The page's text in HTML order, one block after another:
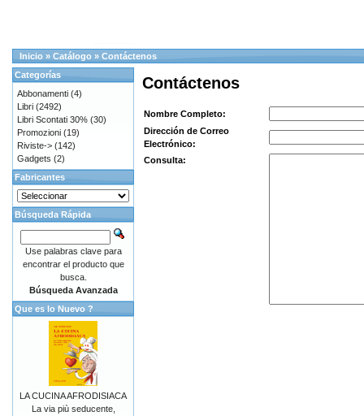
Inicio » Catálogo » Contáctenos
Contáctenos
Nombre Completo:
Dirección de Correo
Electrónico:
Consulta:
Categorías
Abbonamenti (4)
Libri (2492)
Libri Scontati 30% (30)
Promozioni (19)
Riviste-> (142)
Gadgets (2)
Fabricantes
Búsqueda Rápida
Use palabras clave para
encontrar el producto que
busca.
Búsqueda Avanzada
Que es lo Nuevo ?
LA CUCINA AFRODISIACA
La via più seducente,